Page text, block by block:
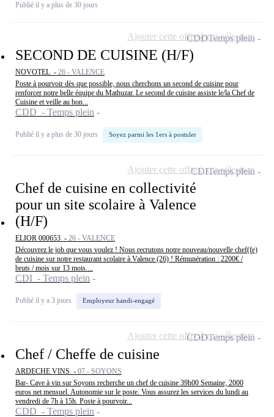
Publié il y a plus de 30 jours
SECOND DE CUISINE (H/F)
NOVOTEL - 26 - VALENCE
Poste à pourvoir dès que possible, nous cherchons un second de cuisine pour
renforcer notre belle équipe du Mathuzar. Le second de cuisine assiste le/la Chef de
Cuisine et veille au bon...
CDD - Temps plein
Publié il y a plus de 30 jours Soyez parmi les 1ers à postuler
CDDTemps plein
Ajouter cette offre à ma sélection
Chef de cuisine en collectivité
pour un site scolaire à Valence
(H/F)
ELIOR 000653 - 26 - VALENCE
Découvrez le job que vous voulez ! Nous recrutons notre nouveau/nouvelle chef(fe)
de cuisine sur notre restaurant scolaire à Valence (26) ! Rémunération : 2200€ /
bruts / mois sur 13 mois....
CDI - Temps plein
Publié il y a 3 jours Employeur handi-engagé
CDITemps plein
Ajouter cette offre à ma sélection
Chef / Cheffe de cuisine
ARDECHE VINS - 07 - SOYONS
Bar- Cave à vin sur Soyons recherche un chef de cuisine 39h00 Semaine, 2000
euros net mensuel. Autonomie sur le poste. Vous assurez les services du lundi au
vendredi de 7h à 15h. Poste à pourvoir...
CDD - Temps plein
CDDTemps plein
Ajouter cette offre à ma sélection